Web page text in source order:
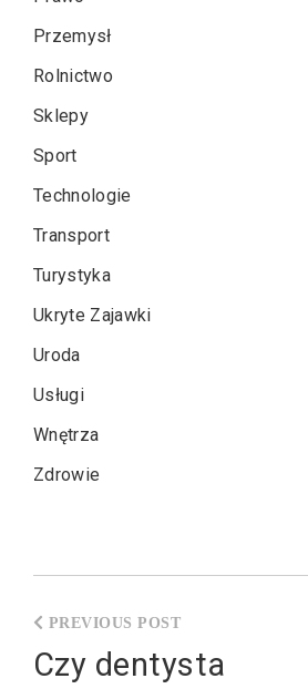
Przemysł
Rolnictwo
Sklepy
Sport
Technologie
Transport
Turystyka
Ukryte Zajawki
Uroda
Usługi
Wnętrza
Zdrowie
wpisu
Czy dentysta